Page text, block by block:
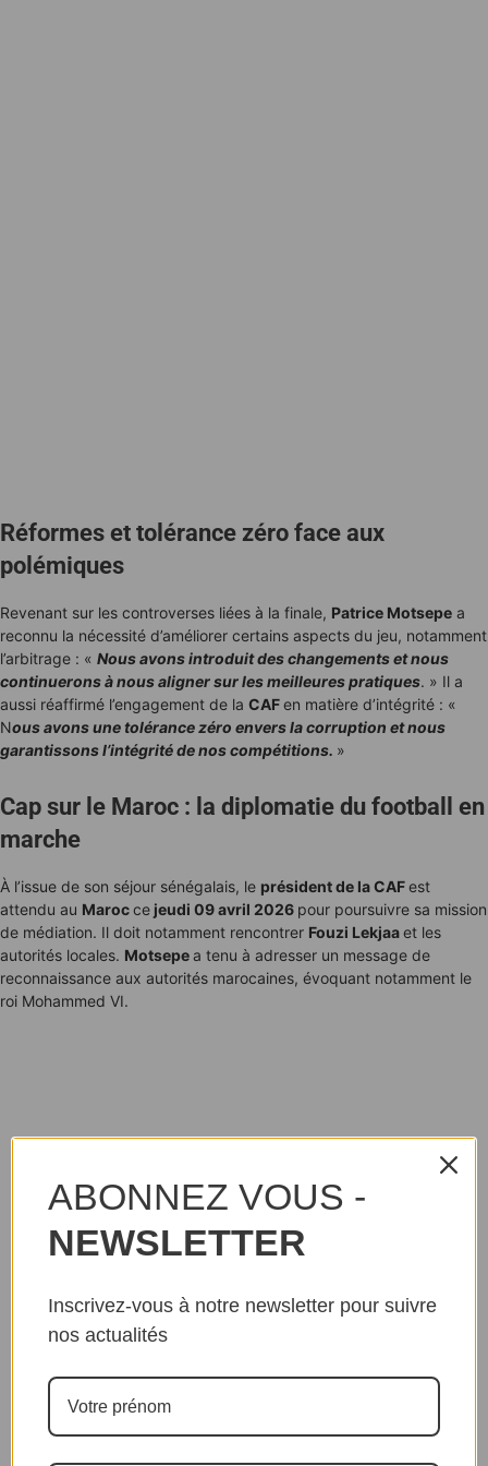
Réformes et tolérance zéro face aux
polémiques
Revenant sur les controverses liées à la finale, Patrice Motsepe a
reconnu la nécessité d’améliorer certains aspects du jeu, notamment
l’arbitrage : « Nous avons introduit des changements et nous
continuerons à nous aligner sur les meilleures pratiques. » Il a
aussi réaffirmé l’engagement de la CAFen matière d’intégrité : «
Nous avons une tolérance zéro envers la corruption et nous
garantissons l’intégrité de nos compétitions. »
Cap sur le Maroc : la diplomatie du football en
marche
À l’issue de son séjour sénégalais, le président de la CAFest
attendu au Marocce jeudi 09 avril 2026 pour poursuivre sa mission
de médiation. Il doit notamment rencontrer Fouzi Lekjaaet les
autorités locales. Motsepea tenu à adresser un message de
reconnaissance aux autorités marocaines, évoquant notamment le
roi Mohammed VI.
ABONNEZ VOUS -
NEWSLETTER
Inscrivez-vous à notre newsletter pour suivre
nos actualités